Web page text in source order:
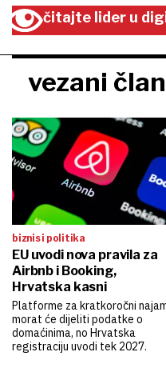
čitajte lider u
vezani
biznis i politika
EU uvodi nova pravila za
Airbnb i Booking,
Hrvatska kasni
Platforme za kratkoročni
morat će dijeliti podatke o
domaćinima, no Hrvatska
registraciju uvodi tek 2027.